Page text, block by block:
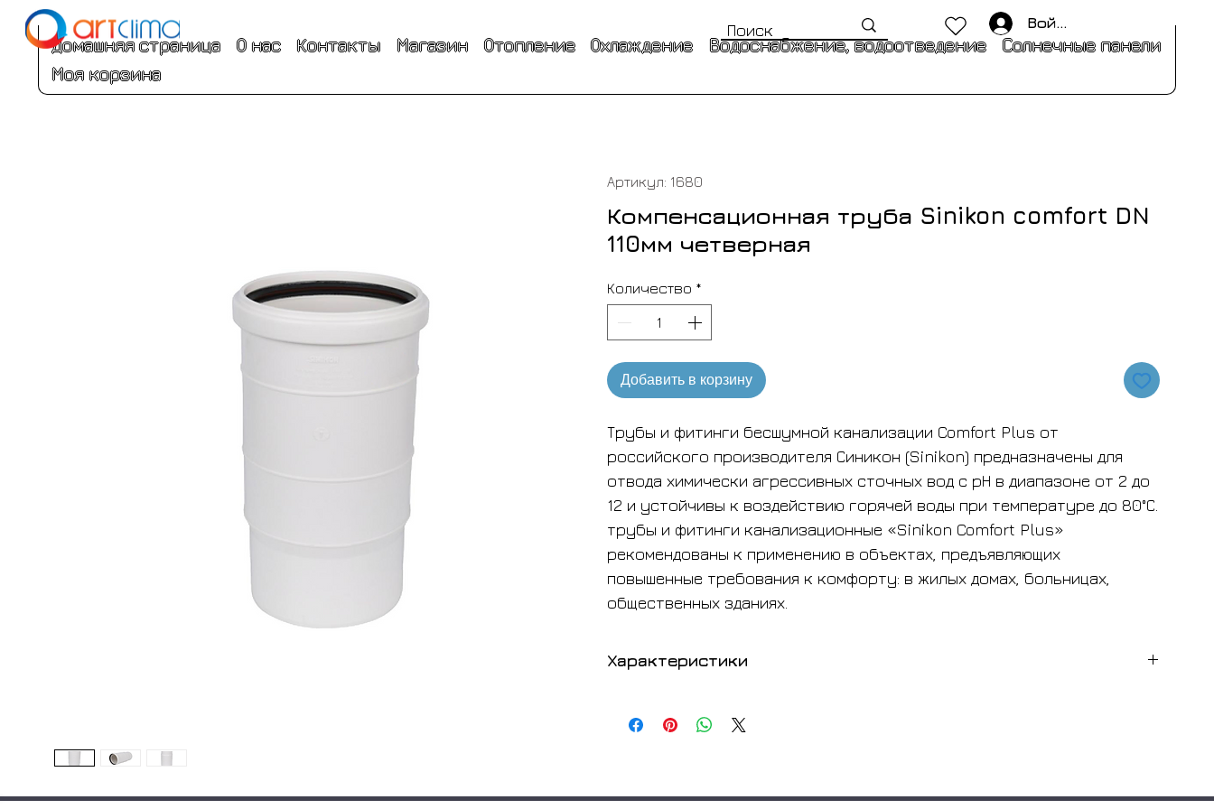
Домашняя страница О нас Контакты Магазин Отопление Охлаждение Водоснабжение, водоотведение
Солнечные панели
Моя корзина
Войти
Артикул: 1680
Компенсационная труба Sinikon comfort DN
110мм четверная
Количество *
Добавить в корзину
Трубы и фитинги бесшумной канализации Comfort Plus от
российского производителя Синикон (Sinikon) предназначены для
отвода химически агрессивных сточных вод с рН в диапазоне от 2 до
12 и устойчивы к воздействию горячей воды при температуре до 80°С.
трубы и фитинги канализационные «Sinikon Comfort Plus»
рекомендованы к применению в объектах, предъявляющих
повышенные требования к комфорту: в жилых домах, больницах,
общественных зданиях.
Характеристики